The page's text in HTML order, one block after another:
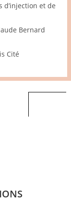
d’injection et de
Bernard
Cité